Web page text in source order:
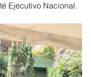
Ejecutivo Nacional.